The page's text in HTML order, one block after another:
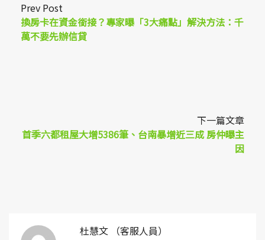
Prev Post
換房卡在資金銜接？專家曝「3大痛點」解決方法：千
萬不要先辦信貸
下一篇文章
首季六都租屋大增5386筆、台南暴增近三成 房仲曝主
因
杜慧文 （客服人員）